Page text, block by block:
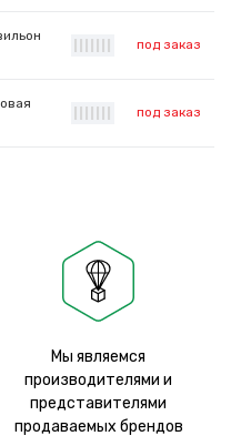
под заказ
под заказ
Мы являемся
производителями и
представителями
продаваемых брендов